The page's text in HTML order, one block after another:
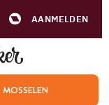
AANMELDEN
MOSSELEN